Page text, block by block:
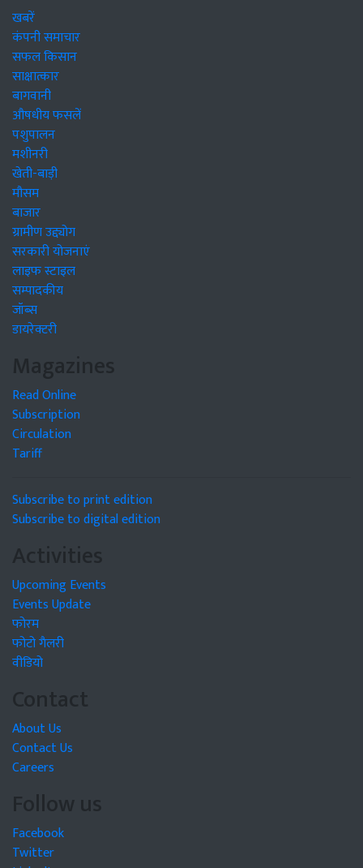
खबरें
कंपनी समाचार
सफल किसान
साक्षात्कार
बागवानी
औषधीय फसलें
पशुपालन
मशीनरी
खेती-बाड़ी
मौसम
बाजार
ग्रामीण उद्द्योग
सरकारी योजनाएं
लाइफ स्टाइल
सम्पादकीय
जॉब्स
डायरेक्टरी
Magazines
Read Online
Subscription
Circulation
Tariff
Subscribe to print edition
Subscribe to digital edition
Activities
Upcoming Events
Events Update
फोरम
फोटो गैलरी
वीडियो
Contact
About Us
Contact Us
Careers
Follow us
Facebook
Twitter